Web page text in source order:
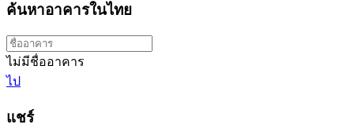
ค้นหาอาคารในไทย
ไม่มีชื่ออาคาร
ไป
แชร์